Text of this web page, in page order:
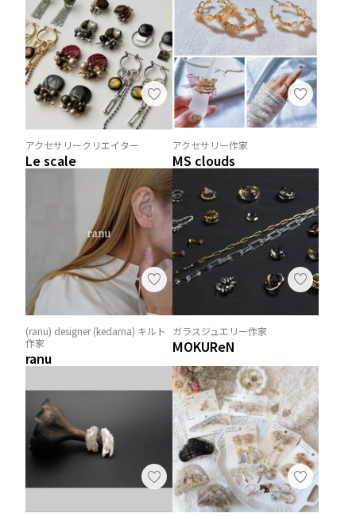
アクセサリークリエイター
Le scale
アクセサリー作家
MS clouds
(ranu) designer (kedama) キルト
作家
ranu
ガラスジュエリー作家
MOKUReN